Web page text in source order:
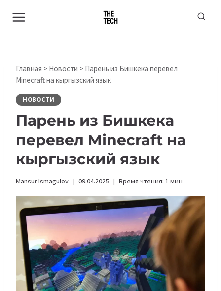
Главная > Новости > Парень из Бишкека перевел
Minecraft на кыргызский язык
НОВОСТИ
Парень из Бишкека
перевел Minecraft на
кыргызский язык
Mansur Ismagulov 09.04.2025 Время чтения: 1 мин